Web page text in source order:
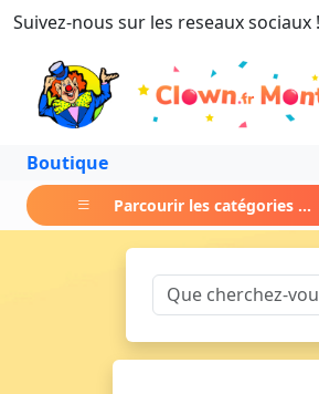
Suivez-nous sur les reseaux sociaux !
Boutique
Parcourir les catégories ...